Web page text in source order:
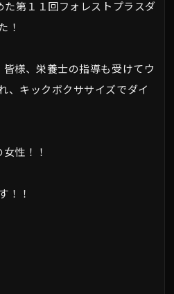
第１１回フォレストプラスダ
！
様、栄養士の指導も受けてウ
、キックボクササイズでダイ
性！！
！！